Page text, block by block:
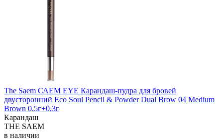
The Saem САЕМ EYE Карандаш-пудра для бровей
двусторонний Eco Soul Pencil & Powder Dual Brow 04 Medium
Brown 0,5г+0,3г
Карандаш
THE SAEM
в наличии